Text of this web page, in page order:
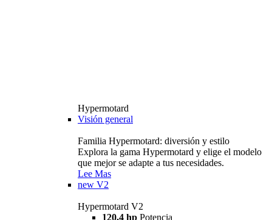
Hypermotard
Visión general
Familia Hypermotard: diversión y estilo
Explora la gama Hypermotard y elige el modelo
que mejor se adapte a tus necesidades.
Lee Mas
new V2
Hypermotard V2
120,4 hp Potencia